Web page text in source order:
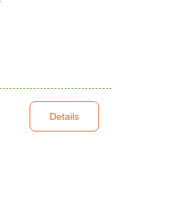
Details